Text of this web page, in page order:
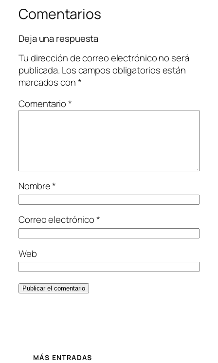
Comentarios
Deja una respuesta
Tu dirección de correo electrónico no será
publicada. Los campos obligatorios están
marcados con*
Comentario*
Nombre*
Correo electrónico*
Web
MÁS ENTRADAS